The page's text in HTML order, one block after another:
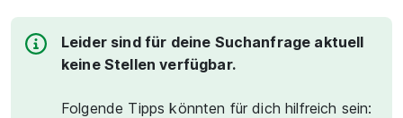
Leider sind für deine Suchanfrage aktuell
keine Stellen verfügbar.
Folgende Tipps könnten für dich hilfreich sein: